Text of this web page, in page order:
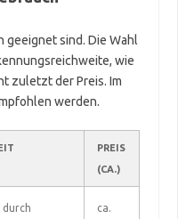
geeignet sind. Die Wahl
wie
zuletzt der Preis. Im
werden.
PREIS
(CA.)
durch
ca.